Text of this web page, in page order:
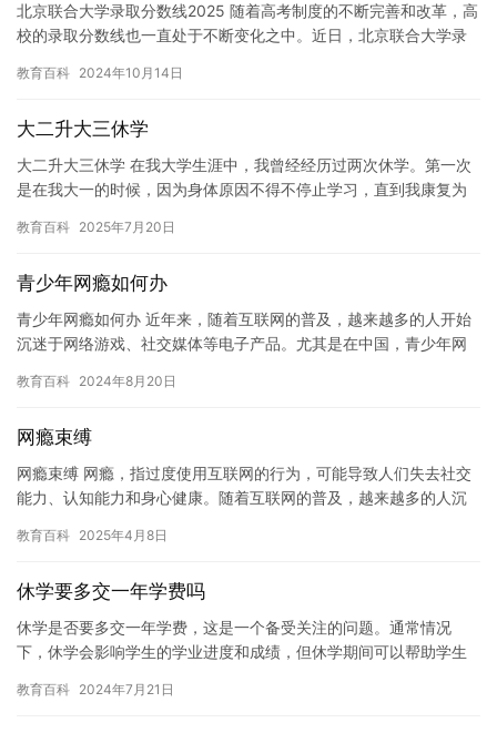
北京联合大学录取分数线2025 随着高考制度的不断完善和改革，高
校的录取分数线也一直处于不断变化之中。近日，北京联合大学录
教育百科 2024年10月14日
大二升大三休学
大二升大三休学 在我大学生涯中，我曾经经历过两次休学。第一次
是在我大一的时候，因为身体原因不得不停止学习，直到我康复为
离开…
教育百科 2025年7月20日
青少年网瘾如何办
青少年网瘾如何办 近年来，随着互联网的普及，越来越多的人开始
沉迷于网络游戏、社交媒体等电子产品。尤其是在中国，青少年网
非…
教育百科 2024年8月20日
网瘾束缚
网瘾束缚 网瘾，指过度使用互联网的行为，可能导致人们失去社交
能力、认知能力和身心健康。随着互联网的普及，越来越多的人沉
使…
教育百科 2025年4月8日
休学要多交一年学费吗
休学是否要多交一年学费，这是一个备受关注的问题。通常情况
下，休学会影响学生的学业进度和成绩，但休学期间可以帮助学生
呢？下面…
教育百科 2024年7月21日